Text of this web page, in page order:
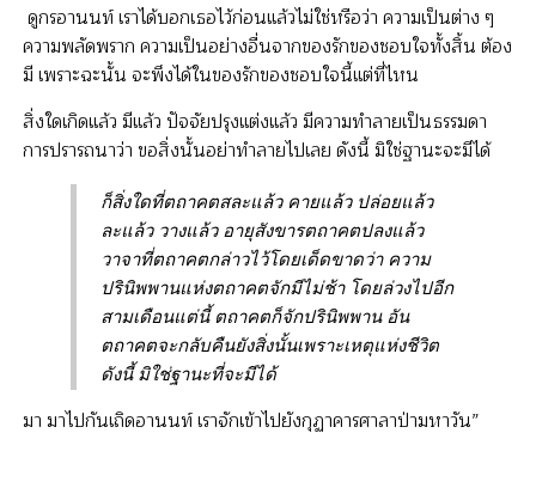
ดูกรอานนท์ เราได้บอกเธอไว้ก่อนแล้วไม่ใช่หรือว่า ความเป็นต่าง ๆ
ความพลัดพราก ความเป็นอย่างอื่นจากของรักของชอบใจทั้งสิ้น ต้อง
มี เพราะฉะนั้น จะพึงได้ในของรักของชอบใจนี้แต่ที่ไหน
สิ่งใดเกิดแล้ว มีแล้ว ปัจจัยปรุงแต่งแล้ว มีความทำลายเป็นธรรมดา
การปรารถนาว่า ขอสิ่งนั้นอย่าทำลายไปเลย ดังนี้ มิใช่ฐานะจะมีได้
ก็สิ่งใดที่ตถาคตสละแล้ว คายแล้ว ปล่อยแล้ว
ละแล้ว วางแล้ว อายุสังขารตถาคตปลงแล้ว
วาจาที่ตถาคตกล่าวไว้โดยเด็ดขาดว่า ความ
ปรินิพพานแห่งตถาคตจักมีไม่ช้า โดยล่วงไปอีก
สามเดือนแต่นี้ ตถาคตก็จักปรินิพพาน อัน
ตถาคตจะกลับคืนยังสิ่งนั้นเพราะเหตุแห่งชีวิต
ดังนี้ มิใช่ฐานะที่จะมีได้
มา มาไปกันเถิดอานนท์ เราจักเข้าไปยังกุฏาคารศาลาป่ามหาวัน”